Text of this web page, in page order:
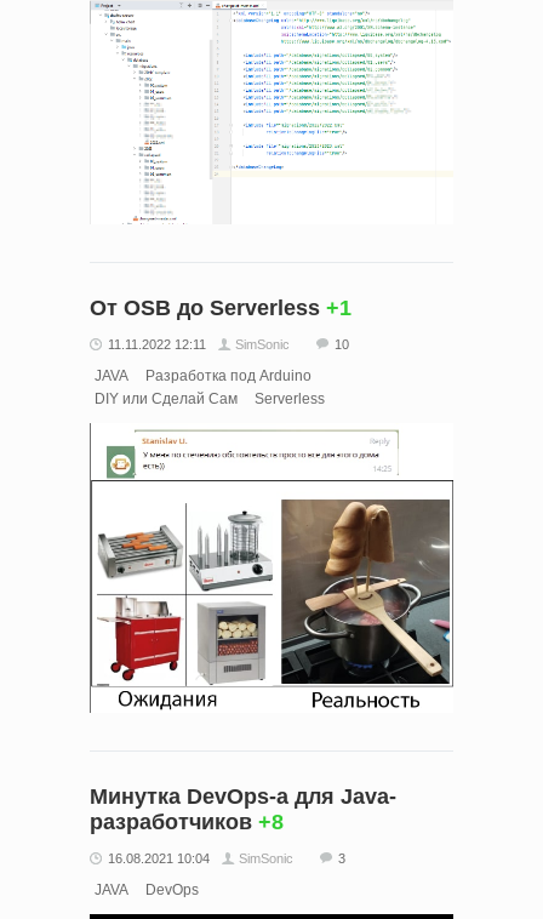
От OSB до Serverless +1
11.11.2022 12:11 SimSonic 10
JAVA
Разработка под Arduino
DIY или Сделай Сам
Serverless
Минутка DevOps-а для Java-
разработчиков +8
16.08.2021 10:04 SimSonic 3
JAVA DevOps